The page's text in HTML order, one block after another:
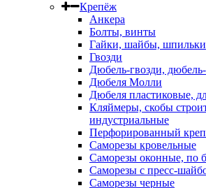
Крепёж
Анкера
Болты, винты
Гайки, шайбы, шпильки
Гвозди
Дюбель-гвозди,
Дюбеля Молли
Дюбеля пластиковые,
Кляймеры, скобы
индустриальные
Перфорированный
Саморезы кровельные
Саморезы оконные, по
Саморезы с пресс-
Саморезы черные